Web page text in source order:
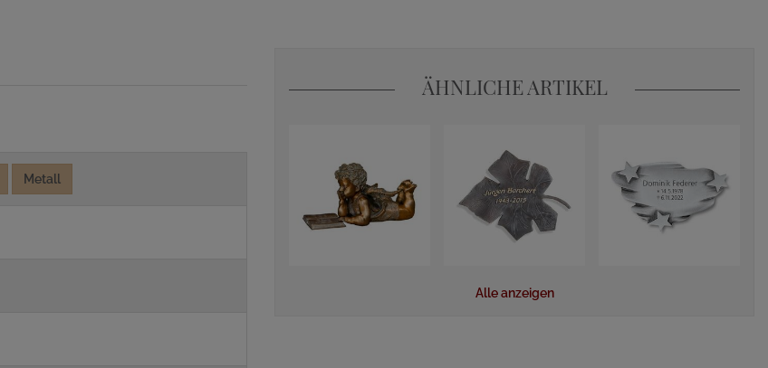
Metall
ÄHNLICHE ARTIKEL
Alle anzeigen